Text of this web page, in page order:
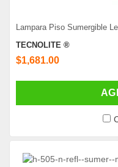
Lampara Piso Sumergible
TECNOLITE ®
$1,681.00